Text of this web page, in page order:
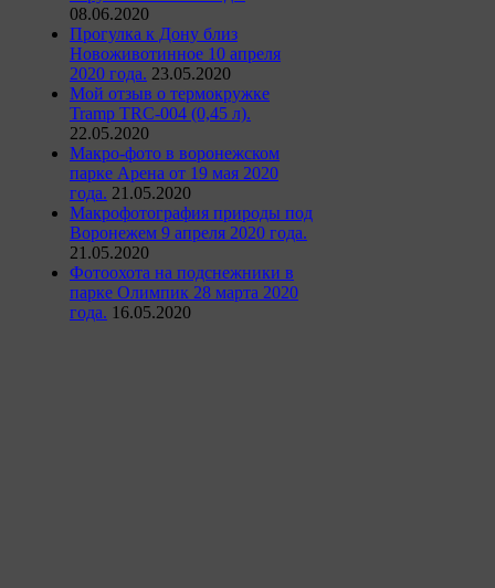
08.06.2020
Прогулка к Дону близ
Новоживотинное 10 апреля
2020 года. 23.05.2020
Мой отзыв о термокружке
Tramp TRC-004 (0,45 л).
22.05.2020
Макро-фото в воронежском
парке Арена от 19 мая 2020
года. 21.05.2020
Макрофотография природы под
Воронежем 9 апреля 2020 года.
21.05.2020
Фотоохота на подснежники в
парке Олимпик 28 марта 2020
года. 16.05.2020